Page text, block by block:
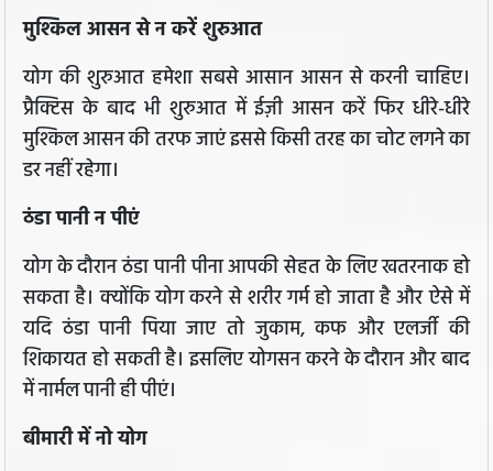
मुश्किल आसन से न करें शुरुआत
योग की शुरुआत हमेशा सबसे आसान आसन से करनी चाहिए।
प्रैक्टिस के बाद भी शुरुआत में ईज़ी आसन करें फिर धीरे-धीरे
मुश्किल आसन की तरफ जाएं इससे किसी तरह का चोट लगने का
डर नहीं रहेगा।
ठंडा पानी न पीएं
योग के दौरान ठंडा पानी पीना आपकी सेहत के लिए खतरनाक हो
सकता है। क्योंकि योग करने से शरीर गर्म हो जाता है और ऐसे में
यदि ठंडा पानी पिया जाए तो जुकाम, कफ और एलर्जी की
शिकायत हो सकती है। इसलिए योगसन करने के दौरान और बाद
में नार्मल पानी ही पीएं।
बीमारी में नो योग